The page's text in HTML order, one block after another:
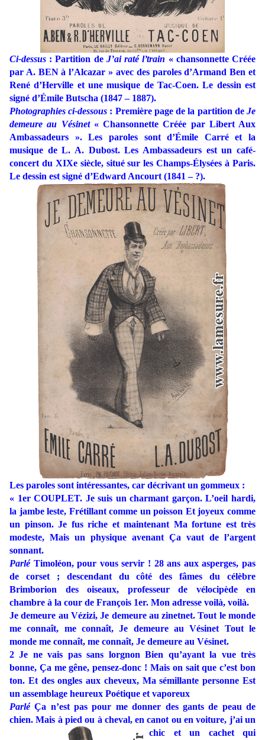
Ci-dessus : Partition de J’ai raté l’train « chansonnette Créée
par A. BEN à l’Alcazar » avec des paroles d’Armand Ben et
René d’Herville et une musique de Tac-Coen. Le dessin est
signé d’Émile Butscha (1847 – 1887).
Photographies ci-dessous : Première page de la partition deJe
demeure au Vésinet« Chansonnette Créée par Libert Aux
Ambassadeurs ». Les paroles sont d’Émile Carré et la
musique de L. A. Dubost. Les Ambassadeurs est un café-
concert du XIXe siècle, situé sur les Champs-Élysées à Paris.
Le dessin est signé d’Edward Ancourt (1841– ?).
Les paroles sont intéressantes, car décrivant un gommeux :
« 1er COUPLET. Je suis un charmant garçon. L’oeil hardi,
la jambe leste, Frétillant comme un poisson Et joyeux comme
un pinson. Je fus riche et maintenant Ma fortune est très
modeste, Mais un physique avenant Ça vaut de l’argent
sonnant.
ParléTimoléon, pour vous servir ! 28 ans aux asperges, pas
de corset ; descendant du côté des fâmes du célèbre
Brimborion des oiseaux, professeur de vélocipède en
chambre à la cour de François 1er. Mon adresse voilà, voilà.
Je demeure au Vézizi, Je demeure au zinetnet. Tout le monde
me connaît, me connaît, Je demeure au Vésinet Tout le
monde me connaît, me connaît, Je demeure au Vésinet.
2 Je ne vais pas sans lorgnon Bien qu’ayant la vue très
bonne, Ça me gêne, pensez-donc ! Mais on sait que c’est bon
ton. Et des ongles aux cheveux, Ma sémillante personne Est
un assemblage heureux Poétique et vaporeux
ParléÇa n’est pas pour me donner des gants de peau de
chien. Mais à pied ou à cheval, en canot ou en voiture, j’ai un
chic et un cachet qui